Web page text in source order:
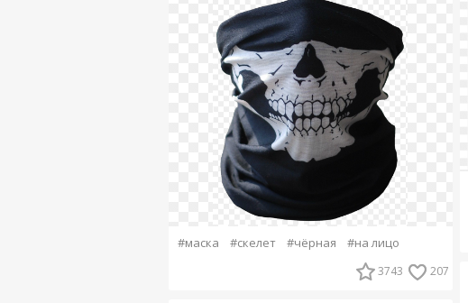
#маска #скелет #чёрная #на лицо
3743 207